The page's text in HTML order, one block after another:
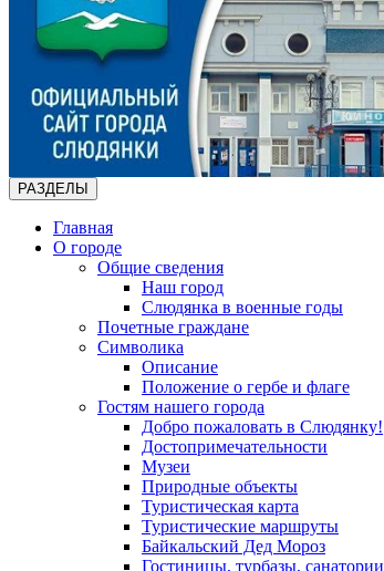
РАЗДЕЛЫ
Главная
О городе
Общие сведения
Наш город
Слюдянка в военные годы
Почетные граждане
Символика
Описание
Положение о гербе и флаге
Гостям нашего города
Добро пожаловать в Слюдянку!
Достопримечательности
Музеи
Природные объекты
Туристическая карта
Туристические маршруты
Байкальский Дед Мороз
Гостиницы, турбазы, санатории